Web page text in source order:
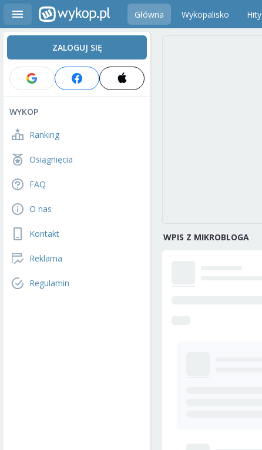
Główna Wykopalisko Hity
ZALOGUJ SIĘ
WYKOP
Ranking
Osiągnięcia
FAQ
O nas
Kontakt
Reklama
Regulamin
WPIS Z MIKROBLOGA